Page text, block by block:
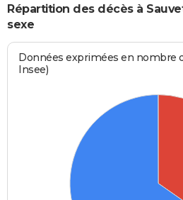
Répartition des décès à
sexe
Données exprimées en nombre
Insee)